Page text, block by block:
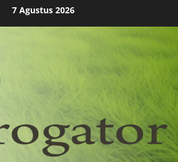
7 Agustus 2026